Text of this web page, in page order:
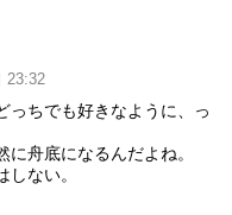
っちでも好きなように、っ
舟底になるんだよね。
ない。